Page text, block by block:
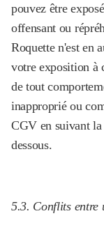
pouvez être
offensant ou
Roquette n'est en
votre exposition à
de tout
inapproprié ou
CGV en suivant
dessous.
5.3. Conflits entre